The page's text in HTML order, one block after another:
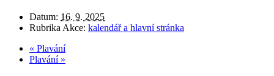
Datum: 16. 9. 2025
Rubrika Akce: kalendář a hlavní stránka
« Plavání
Plavání »